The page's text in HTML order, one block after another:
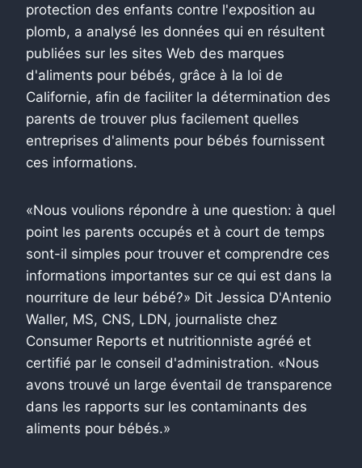
protection des enfants contre l'exposition au
plomb, a analysé les données qui en résultent
publiées sur les sites Web des marques
d'aliments pour bébés, grâce à la loi de
Californie, afin de faciliter la détermination des
parents de trouver plus facilement quelles
entreprises d'aliments pour bébés fournissent
ces informations.
«Nous voulions répondre à une question: à quel
point les parents occupés et à court de temps
sont-il simples pour trouver et comprendre ces
informations importantes sur ce qui est dans la
nourriture de leur bébé?» Dit Jessica D'Antenio
Waller, MS, CNS, LDN, journaliste chez
Consumer Reports et nutritionniste agréé et
certifié par le conseil d'administration. «Nous
avons trouvé un large éventail de transparence
dans les rapports sur les contaminants des
aliments pour bébés.»